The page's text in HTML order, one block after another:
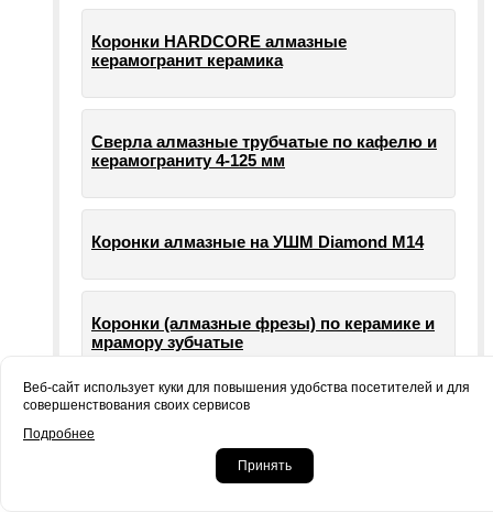
Коронки HARDCORE алмазные
керамогранит керамика
Сверла алмазные трубчатые по кафелю и
керамограниту 4-125 мм
Коронки алмазные на УШМ Diamond М14
Коронки (алмазные фрезы) по керамике и
мрамору зубчатые
машин УШМ болгарки
Веб-сайт использует куки для повышения удобства посетителей и для
совершенствования своих сервисов
Подробнее
Принять